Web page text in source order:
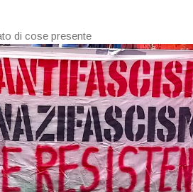
di cose presente